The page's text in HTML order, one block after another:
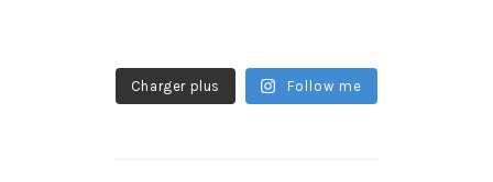
Charger plus Follow me